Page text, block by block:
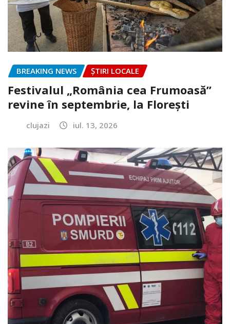
BREAKING NEWS ȘTIRI LOCALE
Festivalul „România cea Frumoasă”
revine în septembrie, la Florești
clujazi iul. 13, 2026